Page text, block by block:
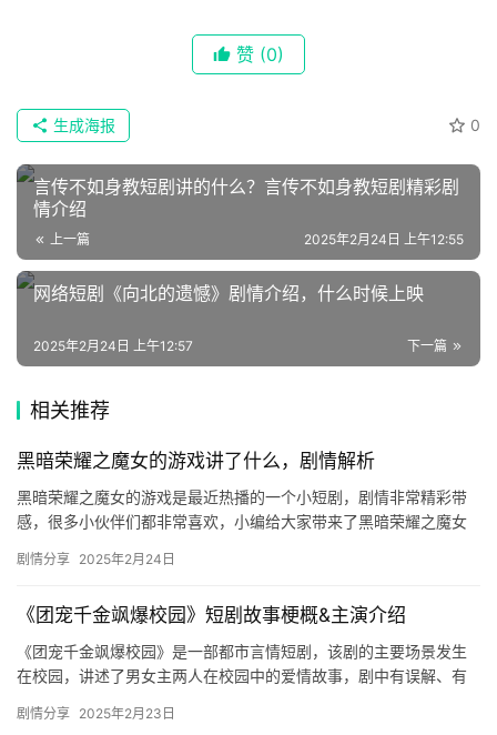
剧
场
赞 (0)
0
生成海报
言传不如身教短剧讲的什么？言传不如身教短剧精彩剧
情介绍
上一篇 2025年2月24日 上午12:55
网络短剧《向北的遗憾》剧情介绍，什么时候上映
下一篇
2025年2月24日 上午12:57
相关推荐
黑暗荣耀之魔女的游戏讲了什么，剧情解析
黑暗荣耀之魔女的游戏是最近热播的一个小短剧，剧情非常精彩带
感，很多小伙伴们都非常喜欢，小编给大家带来了黑暗荣耀之魔女
述…
剧情分享 2025年2月24日
《团宠千金飒爆校园》短剧故事梗概&主演介绍
《团宠千金飒爆校园》是一部都市言情短剧，该剧的主要场景发生
在校园，讲述了男女主两人在校园中的爱情故事，剧中有误解、有
大家带…
剧情分享 2025年2月23日